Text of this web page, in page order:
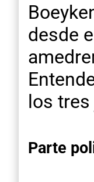
desde
los tres
Parte